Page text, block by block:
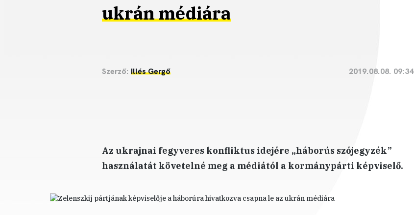
ukrán médiára
Szerző: Illés Gergő 2019.08.08. 09:34
Az ukrajnai fegyveres konfliktus idejére „háborús szójegyzék”
használatát követelné meg a médiától a kormánypárti képviselő.